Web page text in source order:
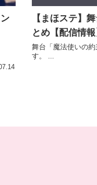
【まほステ】
とめ【配信情報
舞台「魔法使いの
す。 ...